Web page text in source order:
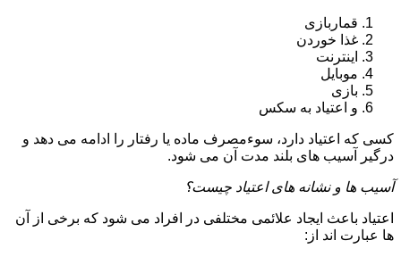
قماربازی
غذا خوردن
اینترنت
موبایل
بازی
و اعتیاد به سکس
کسی که اعتیاد دارد، سوءمصرف ماده یا رفتار را ادامه می دهد و
درگیر آسیب های بلند مدت آن می شود.
آسیب ها و نشانه های اعتیاد چیست؟
اعتیاد باعث ایجاد علائمی مختلفی در افراد می شود که برخی از آن
ها عبارت اند از: